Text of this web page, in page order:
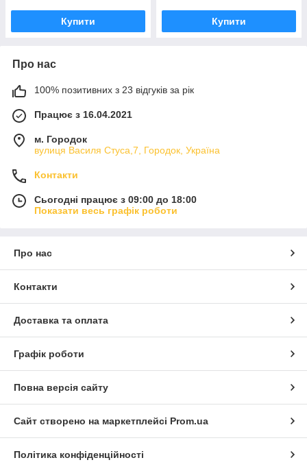
Купити Купити
Про нас
100% позитивних з 23 відгуків за рік
Працює з 16.04.2021
м. Городок
вулиця Василя Стуса,7, Городок, Україна
Контакти
Сьогодні працює з 09:00 до 18:00
Показати весь графік роботи
Про нас
Контакти
Доставка та оплата
Графік роботи
Повна версія сайту
Сайт створено на маркетплейсі Prom.ua
Політика конфіденційності